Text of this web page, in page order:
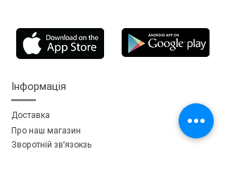
Інформація
Доставка
Про наш магазин
Зворотній зв'язокзь